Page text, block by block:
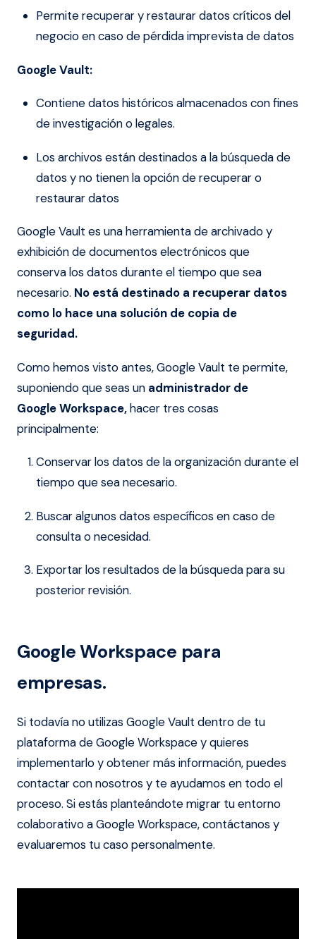
Permite recuperar y restaurar datos críticos del
negocio en caso de pérdida imprevista de datos
Google Vault:
Contiene datos históricos almacenados con fines
de investigación o legales.
Los archivos están destinados a la búsqueda de
datos y no tienen la opción de recuperar o
restaurar datos
Google Vault es una herramienta de archivado y
exhibición de documentos electrónicos que
conserva los datos durante el tiempo que sea
necesario. No está destinado a recuperar datos
como lo hace una solución de copia de
seguridad.
Como hemos visto antes, Google Vault te permite,
suponiendo que seas un administrador de
Google Workspace,hacer tres cosas
principalmente:
Conservar los datos de la organización durante el
tiempo que sea necesario.
Buscar algunos datos específicos en caso de
consulta o necesidad.
Exportar los resultados de la búsqueda para su
posterior revisión.
Google Workspace para
empresas.
Si todavía no utilizas Google Vault dentro de tu
plataforma de Google Workspace y quieres
implementarlo y obtener más información, puedes
contactar con nosotros y te ayudamos en todo el
proceso. Si estás planteándote migrar tu entorno
colaborativo a Google Workspace, contáctanos y
evaluaremos tu caso personalmente.